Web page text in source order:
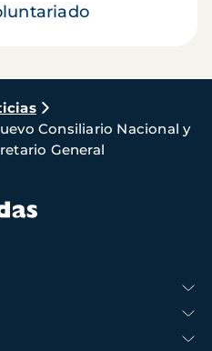
Consiliario Nacional y
General